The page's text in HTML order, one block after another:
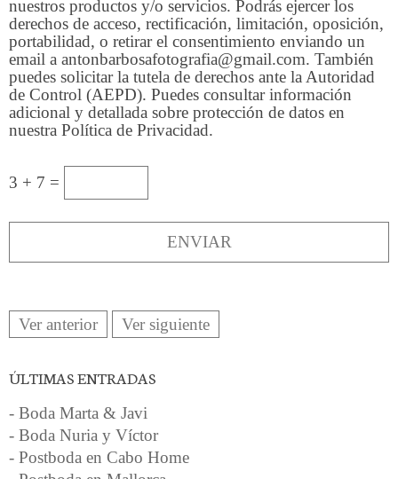
nuestros productos y/o servicios. Podrás ejercer los
derechos de acceso, rectificación, limitación, oposición,
portabilidad, o retirar el consentimiento enviando un
email a antonbarbosafotografia@gmail.com. También
puedes solicitar la tutela de derechos ante la Autoridad
de Control (AEPD). Puedes consultar información
adicional y detallada sobre protección de datos en
nuestra Política de Privacidad.
3 + 7 =
Ver anterior Ver siguiente
ÚLTIMAS ENTRADAS
- Boda Marta & Javi
- Boda Nuria y Víctor
- Postboda en Cabo Home